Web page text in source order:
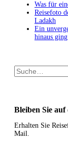
Was für
Reisefoto
Ladakh
Ein
hinaus ging
Suche
nach:
Bleiben Sie
Erhalten Sie
Mail.